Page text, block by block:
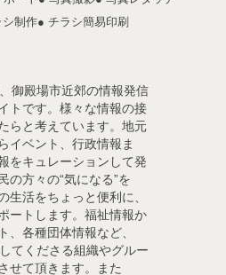
制作● チラシ簡易印刷
御殿場市近郊の情報発信
トです。様々な情報の接
らと考えています。地元
イベント、行政情報ま
をキュレーションして発
の方々の“気になる”を
生活をちょっと便利に、
ートします。福祉情報か
、各種団体情報など、
てくださる組織やグルー
せて頂きます。また